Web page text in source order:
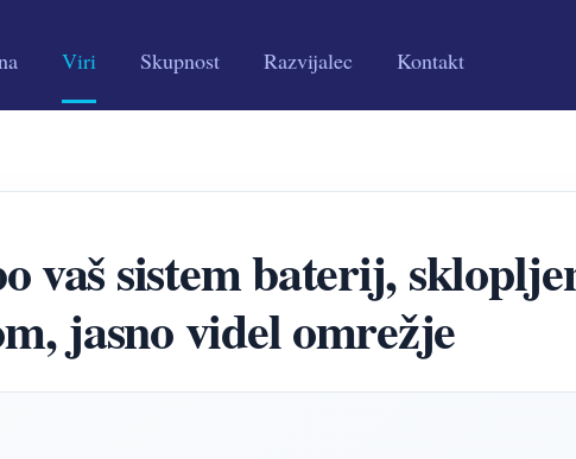
Viri Skupnost Razvijalec Kontakt
vaš sistem baterij,
jasno videl omrežje